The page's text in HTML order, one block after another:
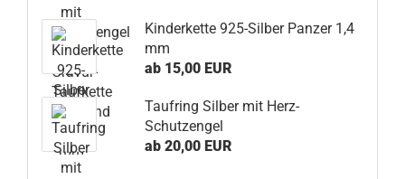
Kinderkette 925-Silber Panzer 1,4
mm
ab 15,00 EUR
Taufring Silber mit Herz-
Schutzengel
ab 20,00 EUR